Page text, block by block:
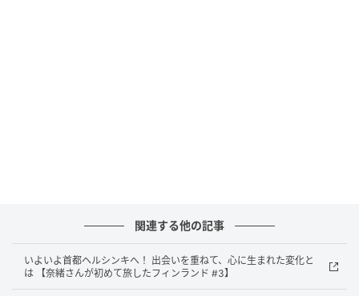
ドに行きたい！と思った人は多いのではないでしょう
か？ 今回デザイナーの島塚絵里さんと一緒に、咲楽さ
んのフィンランドのお話をお伺いし、彼女の印象的だ
関連する他の記事
いよいよ首都ヘルシンキへ！ 出会いを重ねて、心に生まれた変化と
は 【奈緒さんが初めて旅したフィンランド #3】